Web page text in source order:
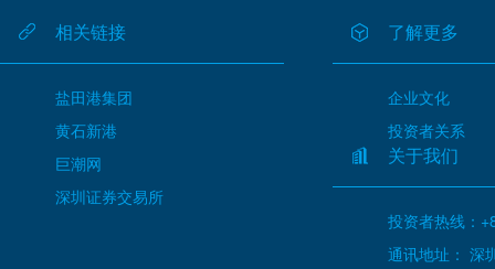
相关链接
盐田港集团
黄石新港
巨潮网
深圳证券交易所
了解更多
企业文化
投资者关系
关于我们
投资者热线：
通讯地址： 深